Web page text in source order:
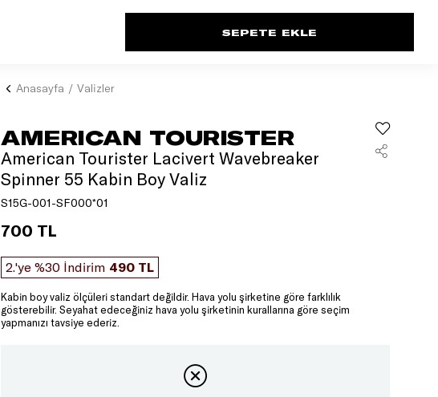
Anasayfa Valizler
AMERICAN TOURISTER
American Tourister Lacivert Wavebreaker
Spinner 55 Kabin Boy Valiz
S15G-001-SF000*01
700 TL
2.'ye %30 İndirim 490 TL
Kabin boy valiz ölçüleri standart değildir. Hava yolu şirketine göre farklılık
gösterebilir. Seyahat edeceğiniz hava yolu şirketinin kurallarına göre seçim
yapmanızı tavsiye ederiz.